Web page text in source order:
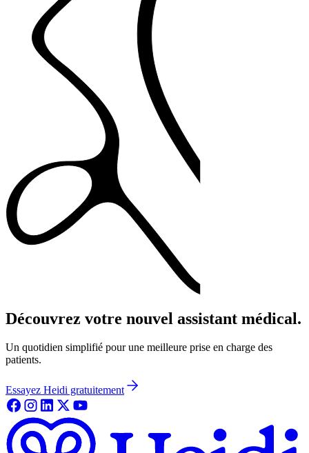
Découvrez votre nouvel assistant médical.
Un quotidien simplifié pour une meilleure prise en charge des
patients.
Essayez Heidi gratuitement